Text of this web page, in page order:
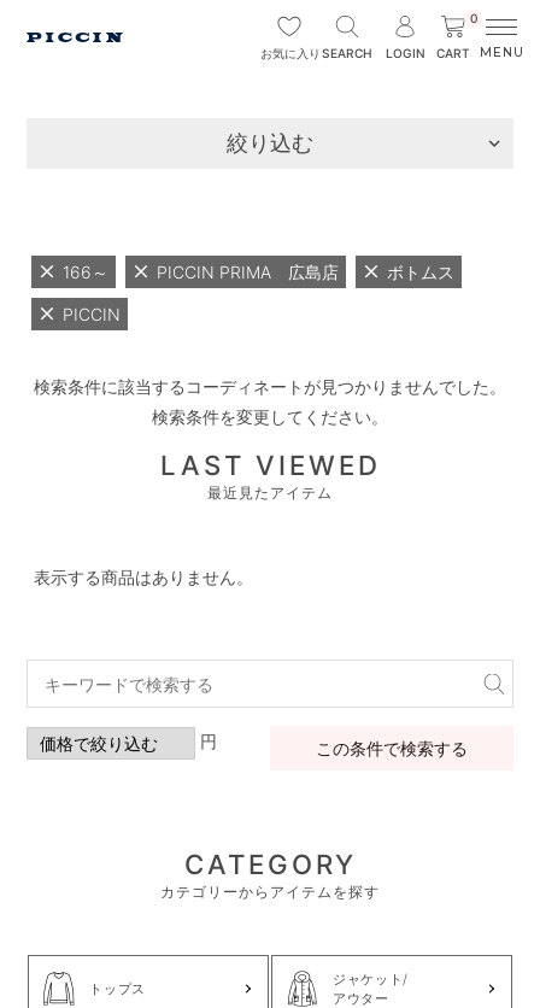
お気に入り SEARCH LOGIN
0
CART
絞り込む
166～ PICCIN PRIMA 広島店 ボトムス
PICCIN
検索条件に該当するコーディネートが見つかりませんでした。
検索条件を変更してください。
LAST VIEWED
最近見たアイテム
表示する商品はありません。
円 この条件で検索する
CATEGORY
カテゴリーからアイテムを探す
トップス
ジャケット/
アウター